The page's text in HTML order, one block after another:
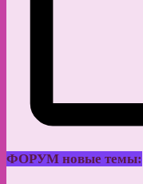
ФОРУМ новые темы: